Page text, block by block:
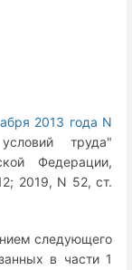
2013 года N
труда"
Федерации,
2019, N 52, ст.
следующего
в части 1